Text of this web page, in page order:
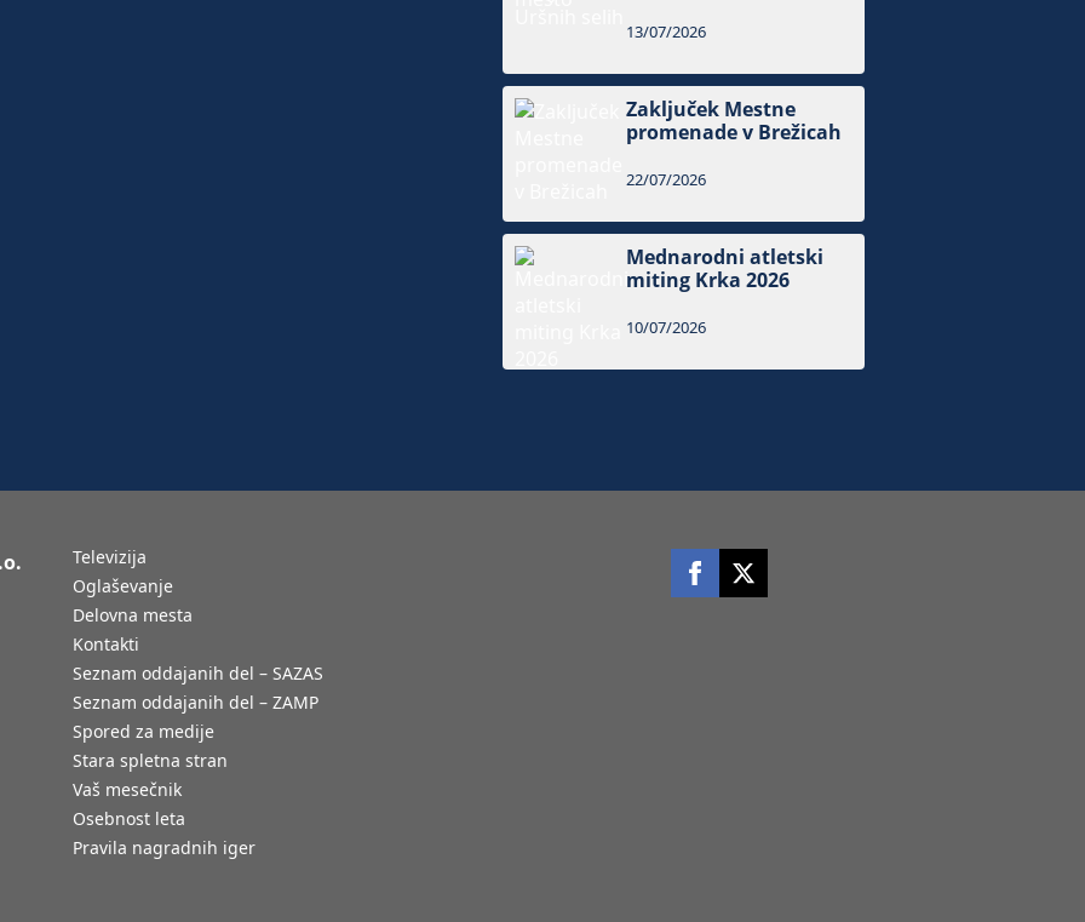
13/07/2026
Zaključek Mestne
promenade v Brežicah
22/07/2026
Mednarodni atletski
miting Krka 2026
10/07/2026
Televizija
Oglaševanje
Delovna mesta
Kontakti
Seznam oddajanih del – SAZAS
Seznam oddajanih del – ZAMP
Spored za medije
Stara spletna stran
Vaš mesečnik
Osebnost leta
Pravila nagradnih iger